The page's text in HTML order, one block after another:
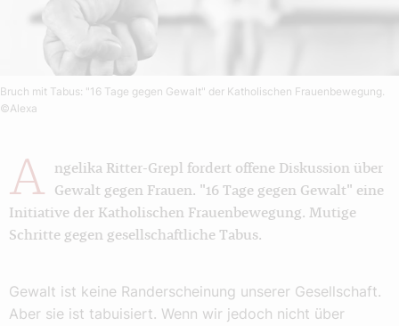
Bruch mit Tabus: "16 Tage gegen Gewalt" der Katholischen Frauenbewegung.
©Alexa
A
ngelika Ritter-Grepl fordert offene Diskussion über
Gewalt gegen Frauen. "16 Tage gegen Gewalt" eine
Initiative der Katholischen Frauenbewegung. Mutige
Schritte gegen gesellschaftliche Tabus.
Gewalt ist keine Randerscheinung unserer Gesellschaft.
Aber sie ist tabuisiert. Wenn wir jedoch nicht über